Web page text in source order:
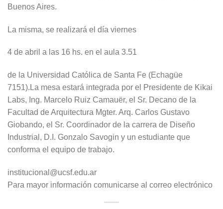
Buenos Aires.
La misma, se realizará el día viernes
4 de abril a las 16 hs. en el aula 3.51
de la Universidad Católica de Santa Fe (Echagüe
7151).La mesa estará integrada por el Presidente de Kikai
Labs, Ing. Marcelo Ruiz Camauër, el Sr. Decano de la
Facultad de Arquitectura Mgter. Arq. Carlos Gustavo
Giobando, el Sr. Coordinador de la carrera de Diseño
Industrial, D.I. Gonzalo Savogin y un estudiante que
conforma el equipo de trabajo.
institucional@ucsf.edu.ar
Para mayor información comunicarse al correo electrónico